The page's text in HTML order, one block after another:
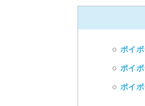
ポイ
ポイ
ポイ